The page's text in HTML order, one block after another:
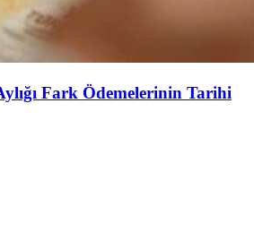
Fark Ödemelerinin Tarihi